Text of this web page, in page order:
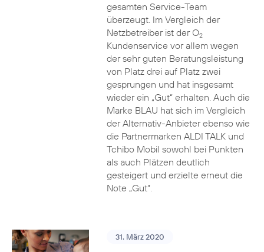
gesamten Service-Team
überzeugt. Im Vergleich der
Netzbetreiber ist der O2
Kundenservice vor allem wegen
der sehr guten Beratungsleistung
von Platz drei auf Platz zwei
gesprungen und hat insgesamt
wieder ein „Gut“ erhalten. Auch die
Marke BLAU hat sich im Vergleich
der Alternativ-Anbieter ebenso wie
die Partnermarken ALDI TALK und
Tchibo Mobil sowohl bei Punkten
als auch Plätzen deutlich
gesteigert und erzielte erneut die
Note „Gut“.
31. März 2020